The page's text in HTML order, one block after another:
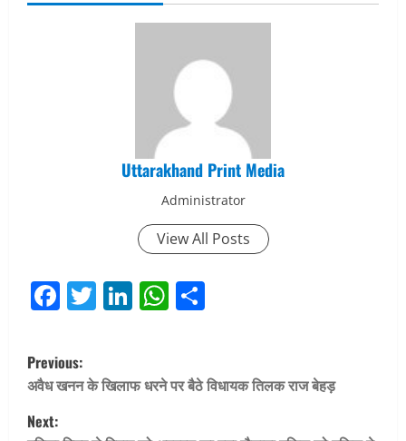
Uttarakhand Print Media
Administrator
View All Posts
Facebook
Twitter
LinkedIn
WhatsApp
P
o
s
Previous:
अवैध खनन के खिलाफ धरने पर बैठे विधायक तिलक राज बेहड़
Next: